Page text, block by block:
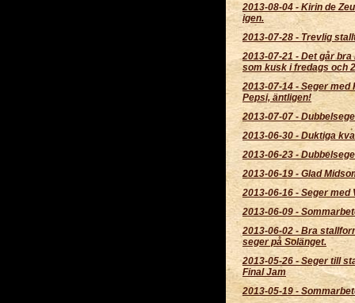
2013-08-04- Kirin de
igen.
2013-07-28 - Trevlig
2013-07-21 - Det går bra
som kusk i fredags och
2013-07-14 -Seger med
Pepsi, äntligen!
2013-07-07 -
2013-06-30- Duktiga
2013-06-23 -
2013-06-19 - Glad
2013-06-16 -Seger med
2013-06-09-
2013-06-02 - Bra
seger på Solänget.
2013-05-26 -Seger till
Final Jam
2013-05-19 -